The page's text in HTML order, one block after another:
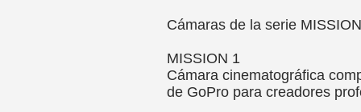
Cámaras de la serie
MISSION 1
Cámara cinematográfica
de GoPro para creadores